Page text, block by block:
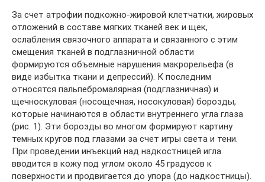
За счет атрофии подкожно-жировой клетчатки, жировых
отложений в составе мягких тканей век и щек,
ослабления связочного аппарата и связанного с этим
смещения тканей в подглазничной области
формируются объемные нарушения макрорельефа (в
виде избытка ткани и депрессий). К последним
относятся пальпебромалярная (подглазничная) и
щечноскуловая (носощечная, носокуловая) борозды,
которые начинаются в области внутреннего угла глаза
(рис. 1). Эти борозды во многом формируют картину
темных кругов под глазами за счет игры света и тени.
При проведении инъекций над надкостницей игла
вводится в кожу под углом около 45 градусов к
поверхности и продвигается до упора (до надкостницы).